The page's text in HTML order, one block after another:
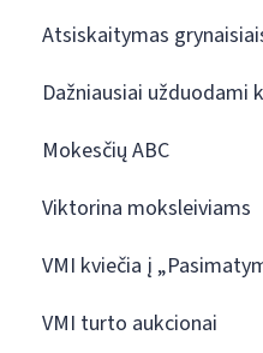
Atsiskaitymas
Dažniausiai užduodami
Mokesčių ABC
Viktorina moksleiviams
VMI kviečia į
VMI turto aukcionai